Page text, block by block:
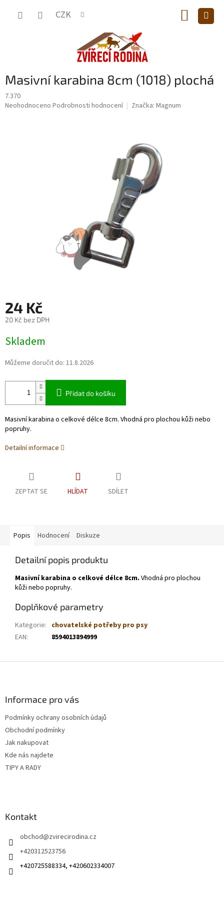
CZK
KOŠÍK
Masivní karabina 8cm (1018) plochá
7.370
Průměrné
Neohodnoceno Podrobnosti hodnocení Značka: Magnum
24 Kč
20 Kč bez DPH
cena:
Skladem
Můžeme doručit do: 11.8.2026
Přidat do košíku
Masivní karabina o celkové délce 8cm. Vhodná pro plochou kůži nebo
popruhy.
Detailní informace
ZEPTAT SE HLÍDAT SDÍLET
Popis Hodnocení Diskuze
Detailní popis produktu
Masivní karabina o celkové délce 8cm. Vhodná pro plochou
kůži nebo popruhy.
Doplňkové parametry
Kategorie: chovatelské potřeby pro psy
EAN: 8594013894999
Informace pro vás
Podmínky ochrany osobních údajů
Obchodní podmínky
Jak nakupovat
Kde nás najdete
TIPY A RADY
Kontakt
obchod@zvirecirodina.cz
+420312523756
+420725588334, +420602334007